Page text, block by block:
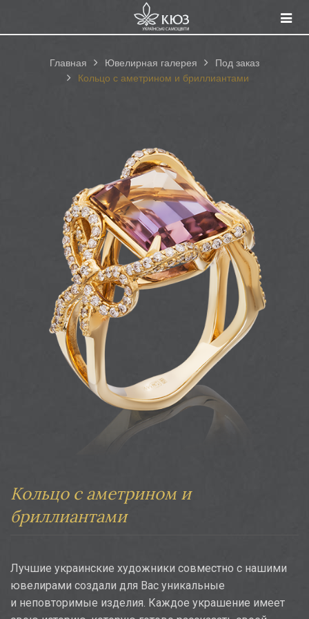
Главная Ювелирная галерея
Под заказ
Кольцо с аметрином и бриллиантами
Кольцо с аметрином и
бриллиантами
Лучшие украинские художники совместно с нашими
ювелирами создали для Вас уникальные
и неповторимые изделия. Каждое украшение имеет